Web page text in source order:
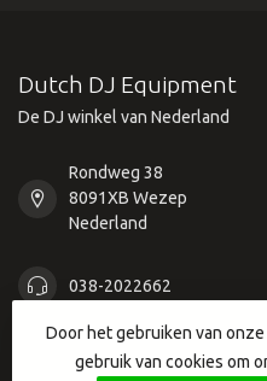
Dutch DJ Equipment
De DJ winkel van Nederland
Rondweg 38
8091XB Wezep
Nederland
038-2022662
038-2022662
Door het gebruiken van
gebruik van cookies om